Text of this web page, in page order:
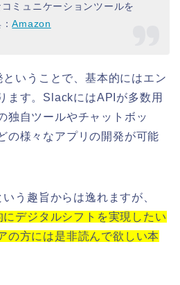
ミュニケーションツールを
：Amazon
いうことで、基本的にはエン
ます。SlackにはAPIが多数用
独自ツールやチャットボッ
の様々なアプリの開発が可能
う趣旨からは逸れますが、
デジタルシフトを実現したい
の方には是非読んで欲しい本